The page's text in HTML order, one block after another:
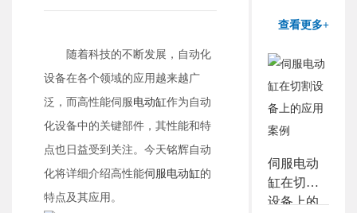
随着科技的不断发展，自动化
设备在各个领域的应用越来越广
泛，而高性能伺服电动缸作为自动
化设备中的关键部件，其性能和特
点也日益受到关注。今天铭辉自动
化将详细介绍高性能伺服电动缸的
特点及其应用。
查看更多+
伺服电动
缸在切割
设备上的
器
2.铭辉电动缸型号参数表
料